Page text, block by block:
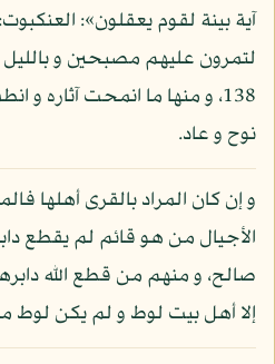
لتمرون عليهم مصبحين و
138، و منها ما انمحت آثاره
نوح و عاد.
و إن كان المراد بالقرى أهلها
الأجيال من هو قائم لم يقطع
صالح، و منهم من قطع الله
إلا أهل بيت لوط و لم يكن لوط